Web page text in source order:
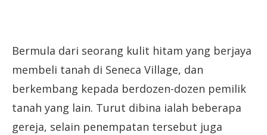
Bermula dari seorang kulit hitam yang berjaya
membeli tanah di Seneca Village, dan
berkembang kepada berdozen-dozen pemilik
tanah yang lain. Turut dibina ialah beberapa
gereja, selain penempatan tersebut juga